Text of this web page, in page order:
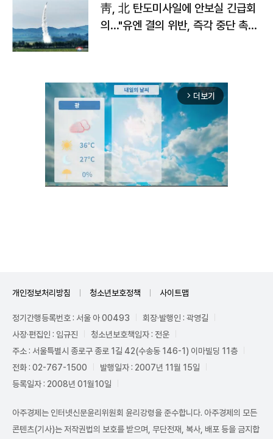
靑, 北 탄도미사일에 안보실 긴급회
의…"유엔 결의 위반, 즉각 중단 촉
arrow_forward_ios 더보기
개인정보처리방침 청소년보호정책 사이트맵
정기간행등록번호 : 서울 아 00493
회장·발행인 : 곽영길
사장·편집인 : 임규진
청소년보호책임자 : 전운
주소 : 서울특별시 종로구 종로 1길 42(수송동 146-1) 이마빌딩 11층
전화 : 02-767-1500
발행일자 : 2007년 11월 15일
등록일자 : 2008년 01월10일
아주경제는 인터넷신문윤리위원회 윤리강령을 준수합니다. 아주경제의 모든
콘텐츠(기사)는 저작권법의 보호를 받으며, 무단전재, 복사, 배포 등을 금지합